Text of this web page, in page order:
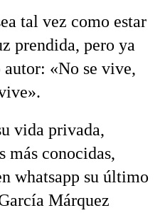
tal vez como estar
prendida, pero ya
«No se vive,
vida privada,
más conocidas,
whatsapp su último
Márquez